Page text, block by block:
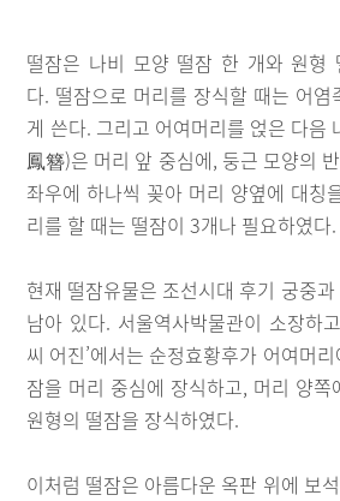
떨잠은 나비 모양 떨잠 한 개와 원형
다. 떨잠으로 머리를 장식할 때는 어
게 쓴다. 그리고 어여머리를 얹은 다음
鳳簪)은 머리 앞 중심에, 둥근 모양의
좌우에 하나씩 꽂아 머리 양옆에 대칭
리를 할 때는 떨잠이 3개나 필요하였다.
현재 떨잠유물은 조선시대 후기 궁중
남아 있다. 서울역사박물관이 소장하
씨 어진’에서는 순정효황후가 어여머
잠을 머리 중심에 장식하고, 머리 양쪽
원형의 떨잠을 장식하였다.
이처럼 떨잠은 아름다운 옥판 위에 보